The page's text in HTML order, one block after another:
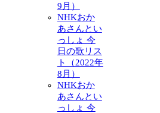
9月）
NHKおか
あさんとい
っしょ 今
日の歌リス
ト（2022年
8月）
NHKおか
あさんとい
っしょ 今